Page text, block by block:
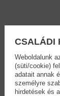
CSALÁDI
Weboldalunk
(süti/cookie)
adatait annak
személyre
hirdetések és